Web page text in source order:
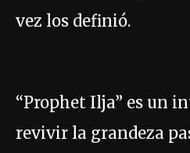
vez los definió.
“Prophet Ilja” es un
revivir la grandeza